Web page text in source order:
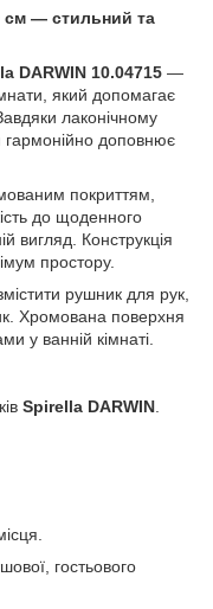
см — стильний та
DARWIN 10.04715 —
який допомагає
лаконічному
гармонійно доповнює
покриттям,
до щоденного
вигляд. Конструкція
простору.
рушник для рук,
Хромована поверхня
у ванній кімнаті.
Spirella DARWIN
гостьового